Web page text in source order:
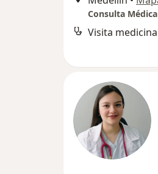
Visita